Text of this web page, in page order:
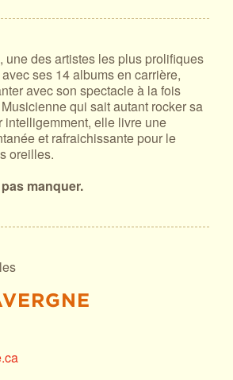
, une des artistes les plus prolifiques
ses 14 albums en carrière,
avec son spectacle à la fois
qui sait autant rocker sa
intelligemment, elle livre une
et rafraichissante pour le
oreilles.
manquer.